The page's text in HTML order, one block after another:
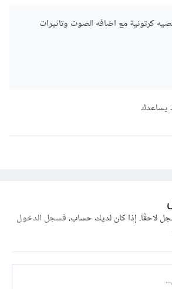
كرتونية مع اضافه الصوت وتاثيرات
لاحقًا. إذا كان لديك حساب،فسجل الدخول